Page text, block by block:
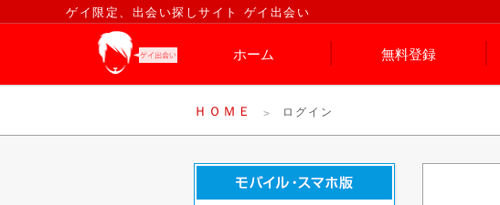
ＨＯＭＥ ログイン
ゲイ限定、出会い探しサイト ゲイ出会い
ホーム 無料登録